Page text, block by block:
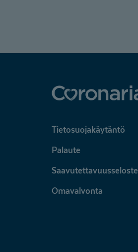
Tietosuojakäytäntö
Palaute
Saavutettavuusseloste
Omavalvonta